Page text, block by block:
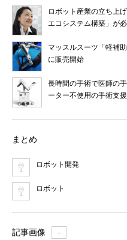
ロボット産業の立ち上
エコシステム構築」が
マッスルスーツ「軽補
に販売開始
長時間の手術で医師の
ーター不使用の手術支
まとめ
ロボット開発
ロボット
記事画像 ＋